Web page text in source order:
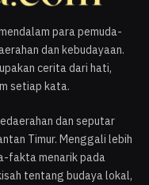
para pemuda-
dan kebudayaan.
cerita dari hati,
setiap kata.
dan seputar
Timur. Menggali lebih
fakta menarik pada
tentang budaya lokal,